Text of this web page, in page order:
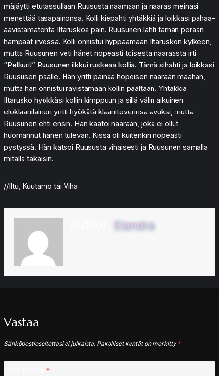
mäjäytti etutassullaan Ruususta naamaan ja naaras meinasi
menettää tasapainonsa. Kolli kiepahti yhtäkkiä ja loikkasi pahaa-
aavistamatonta Iltaruskoa päin. Ruusunen lähti tämän perään
hampaat irvessä. Kolli onnistui hyppäämään Iltaruskon kylkeen,
mutta Ruusunen veti hänet nopeasti toisesta naaraasta irti.
“Pelkuri!” Ruusunen ilkkui ruskeaa kollia. Tämä sihahti ja loikkasi
Ruususen päälle. Hän yritti painaa hopeisen naaraan maahan,
mutta hän onnistui ravistamaan kollin päältään. Yhtäkkiä
Iltarusko hyökkäsi kollin kimppuun ja sillä välin aikuinen
eloklaanilainen yritti hyökätä klaanitoverinsa avuksi, mutta
Ruusunen ehti ensin. Hän kaatoi naaraan, joka ei ollut
huomannut hänen tulevan. Kissa oli kuitenkin nopeasti
pystyssä. Hän katsoi Ruususta vihaisesti ja Ruusunen samalla
mitalla takaisin.
//Iltu, Kuutamo tai Viha
Elandra
Vastaa
Sähköpostiosoitettasi ei julkaista. Pakolliset kentät on merkitty *
*